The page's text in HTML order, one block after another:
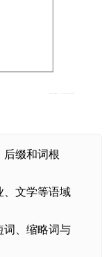
后缀和词根
、文学等语域
词、缩略词与